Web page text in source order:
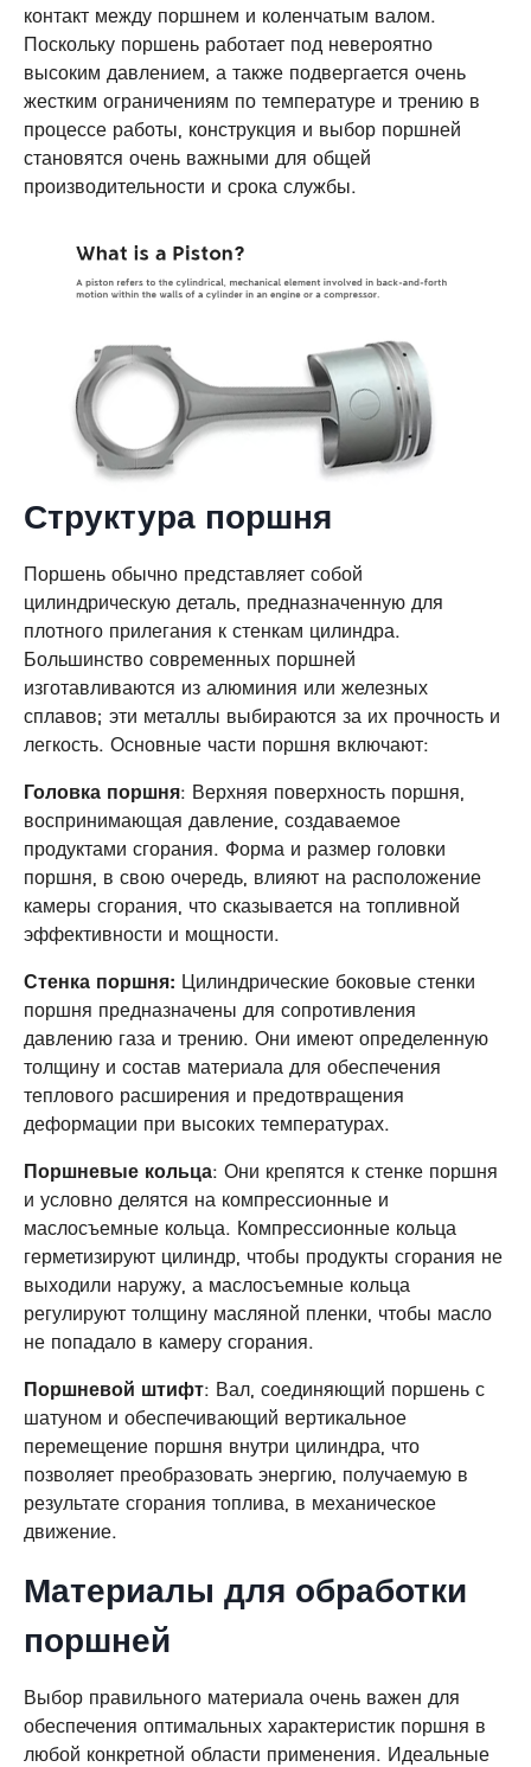
контакт между поршнем и коленчатым валом.
Поскольку поршень работает под невероятно
высоким давлением, а также подвергается очень
жестким ограничениям по температуре и трению в
процессе работы, конструкция и выбор поршней
становятся очень важными для общей
производительности и срока службы.
Структура поршня
Поршень обычно представляет собой
цилиндрическую деталь, предназначенную для
плотного прилегания к стенкам цилиндра.
Большинство современных поршней
изготавливаются из алюминия или железных
сплавов; эти металлы выбираются за их прочность и
легкость. Основные части поршня включают:
Головка поршня: Верхняя поверхность поршня,
воспринимающая давление, создаваемое
продуктами сгорания. Форма и размер головки
поршня, в свою очередь, влияют на расположение
камеры сгорания, что сказывается на топливной
эффективности и мощности.
Стенка поршня: Цилиндрические боковые стенки
поршня предназначены для сопротивления
давлению газа и трению. Они имеют определенную
толщину и состав материала для обеспечения
теплового расширения и предотвращения
деформации при высоких температурах.
Поршневые кольца: Они крепятся к стенке поршня
и условно делятся на компрессионные и
маслосъемные кольца. Компрессионные кольца
герметизируют цилиндр, чтобы продукты сгорания не
выходили наружу, а маслосъемные кольца
регулируют толщину масляной пленки, чтобы масло
не попадало в камеру сгорания.
Поршневой штифт: Вал, соединяющий поршень с
шатуном и обеспечивающий вертикальное
перемещение поршня внутри цилиндра, что
позволяет преобразовать энергию, получаемую в
результате сгорания топлива, в механическое
движение.
Материалы для обработки
поршней
Выбор правильного материала очень важен для
обеспечения оптимальных характеристик поршня в
любой конкретной области применения. Идеальные